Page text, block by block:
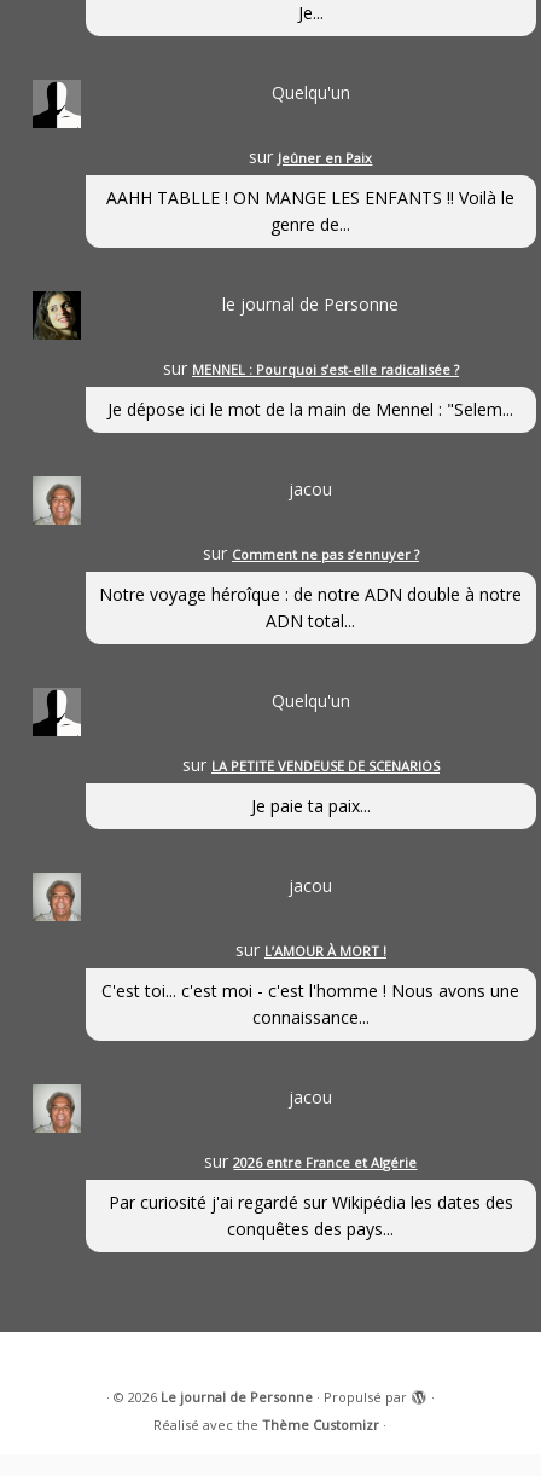
Je...
Quelqu'un
sur Jeûner en Paix
AAHH TABLLE ! ON MANGE LES ENFANTS !! Voilà le
genre de...
le journal de Personne
sur MENNEL : Pourquoi s’est-elle radicalisée ?
Je dépose ici le mot de la main de Mennel : "Selem...
jacou
sur Comment ne pas s’ennuyer ?
Notre voyage héroîque : de notre ADN double à notre
ADN total...
Quelqu'un
sur LA PETITE VENDEUSE DE SCENARIOS
Je paie ta paix...
jacou
sur L’AMOUR À MORT !
C'est toi... c'est moi - c'est l'homme ! Nous avons une
connaissance...
jacou
sur2026 entre France et Algérie
Par curiosité j'ai regardé sur Wikipédia les dates des
conquêtes des pays...
· © 2026 Le journal de Personne· Propulsé par
·
Réalisé avec theThème Customizr ·